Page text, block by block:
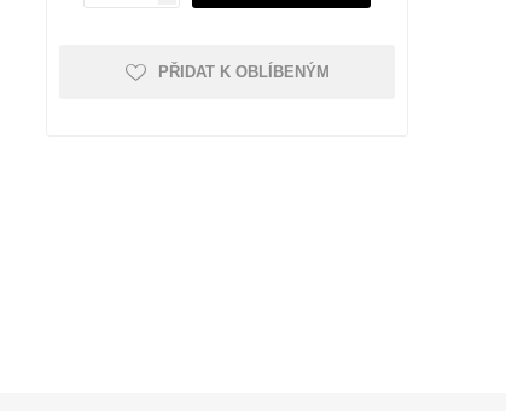
PŘIDAT K OBLÍBENÝM